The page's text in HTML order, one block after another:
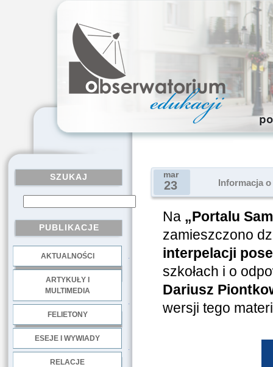
SZUKAJ
PUBLIKACJE
AKTUALNOŚCI
ARTYKUŁY I
MULTIMEDIA
FELIETONY
ESEJE I WYWIADY
RELACJE
mar
23 Informacja
Na„Portalu
zamieszczono
interpelacji
szkołach i o
Dariusz
wersji tego